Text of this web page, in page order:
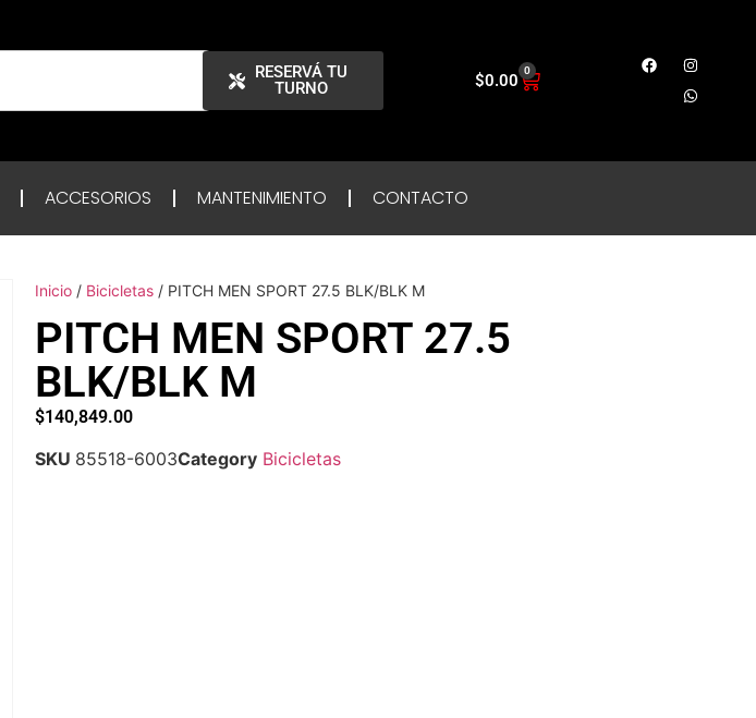
RESERVÁ TU
TURNO
$0.00 0
ACCESORIOS MANTENIMIENTO CONTACTO
Inicio / Bicicletas / PITCH MEN SPORT 27.5 BLK/BLK M
PITCH MEN SPORT 27.5
BLK/BLK M
$140,849.00
SKU 85518-6003Category Bicicletas